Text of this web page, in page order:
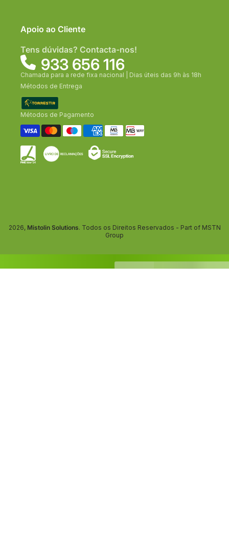
Apoio ao Cliente
Tens dúvidas? Contacta-nos!
933 656 116
Chamada para a rede fixa nacional | Dias úteis das 9h às 18h
Métodos de Entrega
Métodos de Pagamento
2026, Mistolin Solutions. Todos os Direitos Reservados - Part of MSTN
Group